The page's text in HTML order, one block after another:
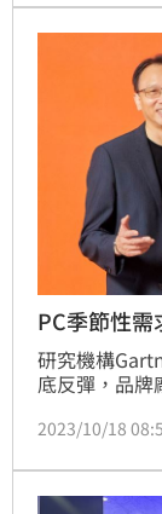
量在Q4將呈
強勁成長，不
PC季節性
研究機構
底反彈，品牌
業引擎撐住營
2023/10/18